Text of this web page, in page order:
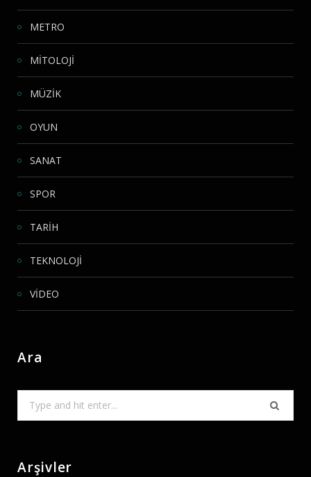
METRO
MİTOLOJİ
MÜZİK
OYUN
SANAT
SPOR
TARİH
TEKNOLOJİ
VİDEO
Ara
Arşivler